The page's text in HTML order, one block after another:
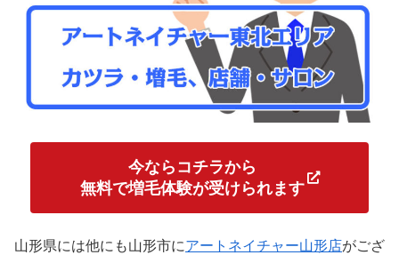
今ならコチラから
無料で増毛体験が受けられます
山形県には他にも山形市にアートネイチャー山形店がござ